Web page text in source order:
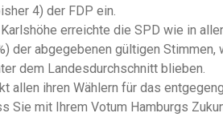
4) der FDP ein.
erreichte die SPD wie in
der abgegebenen gültigen
dem Landesdurchschnitt blieben.
allen ihren Wählern für das
Sie mit Ihrem Votum Hamburgs